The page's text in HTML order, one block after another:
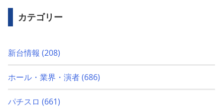
カテゴリー
新台情報 (208)
ホール・業界・演者(686)
パチスロ (661)